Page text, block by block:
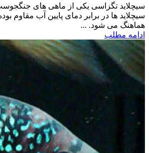
سیچلاید تگزاسی یکی از ماهی های
سیچلاید ها در برابر دمای پایین آب مقاوم
هماهنگ می شود. ...
ادامه مطلب